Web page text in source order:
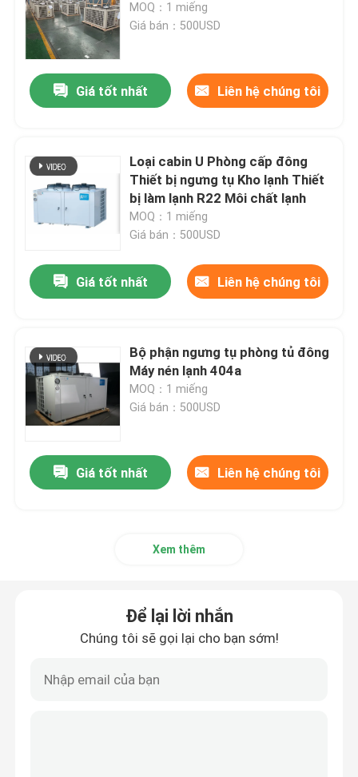
Trang chủ
MOQ：1 miếng
Giá bán：500USD
Giá tốt nhất Liên hệ chúng tôi
Loại cabin U Phòng cấp đông
Thiết bị ngưng tụ Kho lạnh Thiết
bị làm lạnh R22 Môi chất lạnh
MOQ：1 miếng
Giá bán：500USD
Giá tốt nhất Liên hệ chúng tôi
Bộ phận ngưng tụ phòng tủ đông
Máy nén lạnh 404a
MOQ：1 miếng
Giá bán：500USD
Giá tốt nhất Liên hệ chúng tôi
Xem thêm
Để lại lời nhắn
Chúng tôi sẽ gọi lại cho bạn sớm!